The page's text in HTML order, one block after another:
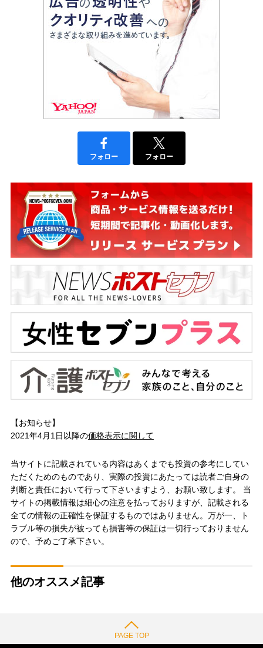
フォロー フォロー
【お知らせ】
2021年4月1日以降の価格表示に関して
当サイトに記載されている内容はあくまでも投資の参考にしてい
ただくためのものであり、実際の投資にあたっては読者ご自身の
判断と責任において行って下さいますよう、お願い致します。 当
サイトの掲載情報は細心の注意を払っておりますが、記載される
全ての情報の正確性を保証するものではありません。万が一、ト
ラブル等の損失が被っても損害等の保証は一切行っておりません
ので、予めご了承下さい。
他のオススメ記事
PAGE TOP